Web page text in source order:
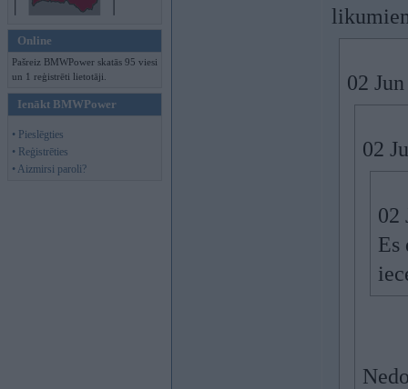
Online
Pašreiz BMWPower skatās 95 viesi
un 1 reģistrēti lietotāji.
Ienākt BMWPower
• Pieslēgties
• Reģistrēties
• Aizmirsi paroli?
02
02
02
Es